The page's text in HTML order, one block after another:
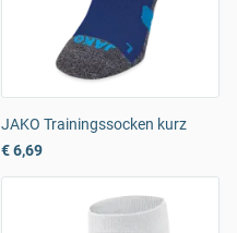
JAKO Trainingssocken kurz
€ 6,69